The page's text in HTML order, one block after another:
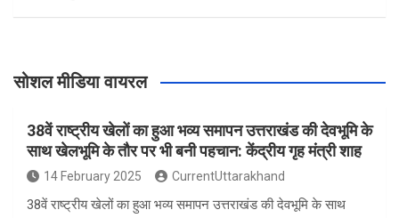
सोशल मीडिया वायरल
38वें राष्ट्रीय खेलों का हुआ भव्य समापन उत्तराखंड की देवभूमि के
साथ खेलभूमि के तौर पर भी बनी पहचान: केंद्रीय गृह मंत्री शाह
14 February 2025 CurrentUttarakhand
38वें राष्ट्रीय खेलों का हुआ भव्य समापन उत्तराखंड की देवभूमि के साथ